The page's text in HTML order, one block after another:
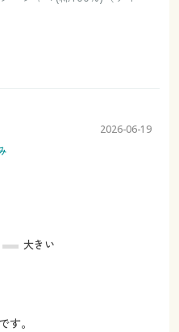
2026-06-19
大きい
す。